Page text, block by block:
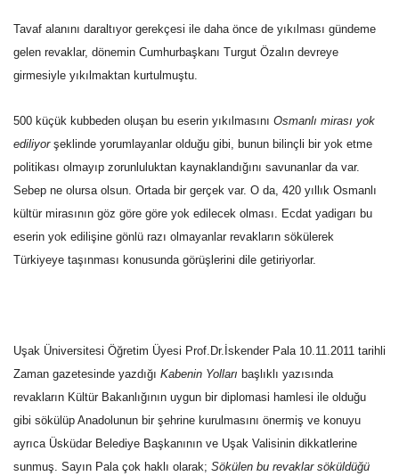
Sağlık
Kültür Sanat
Tavaf alanını daraltıyor gerekçesi ile daha önce de yıkılması gündeme
gelen revaklar, dönemin Cumhurbaşkanı Turgut Özalın devreye
girmesiyle yıkılmaktan kurtulmuştu.
500 küçük kubbeden oluşan bu eserin yıkılmasını Osmanlı mirası yok
ediliyorşeklinde yorumlayanlar olduğu gibi, bunun bilinçli bir yok etme
politikası olmayıp zorunluluktan kaynaklandığını savunanlar da var.
Sebep ne olursa olsun. Ortada bir gerçek var. O da, 420 yıllık Osmanlı
kültür mirasının göz göre göre yok edilecek olması. Ecdat yadigarı bu
eserin yok edilişine gönlü razı olmayanlar revakların sökülerek
Türkiyeye taşınması konusunda görüşlerini dile getiriyorlar.
Uşak Üniversitesi Öğretim Üyesi Prof.Dr.İskender Pala 10.11.2011 tarihli
Zaman gazetesinde yazdığı Kabenin Yolları başlıklı yazısında
revakların Kültür Bakanlığının uygun bir diplomasi hamlesi ile olduğu
gibi sökülüp Anadolunun bir şehrine kurulmasını önermiş ve konuyu
ayrıca Üsküdar Belediye Başkanının ve Uşak Valisinin dikkatlerine
sunmuş. Sayın Pala çok haklı olarak; Sökülen bu revaklar söküldüğü